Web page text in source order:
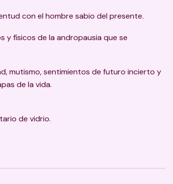
con el hombre sabio del presente.
y físicos de la andropausia que se
mutismo, sentimientos de futuro incierto y
de la vida.
de vidrio.